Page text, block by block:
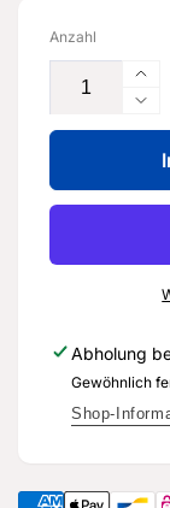
Anzahl
die
für
-
für
die
für
-
Abholung
Gewöhnlich
Shop-